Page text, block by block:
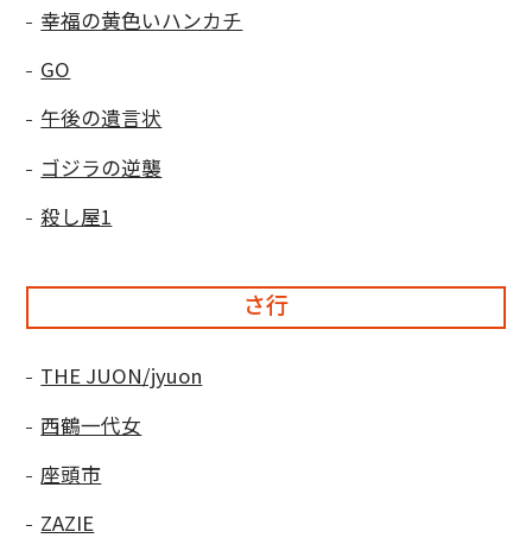
幸福の黄色いハンカチ
GO
午後の遺言状
ゴジラの逆襲
殺し屋1
さ行
THE JUON/jyuon
西鶴一代女
座頭市
ZAZIE